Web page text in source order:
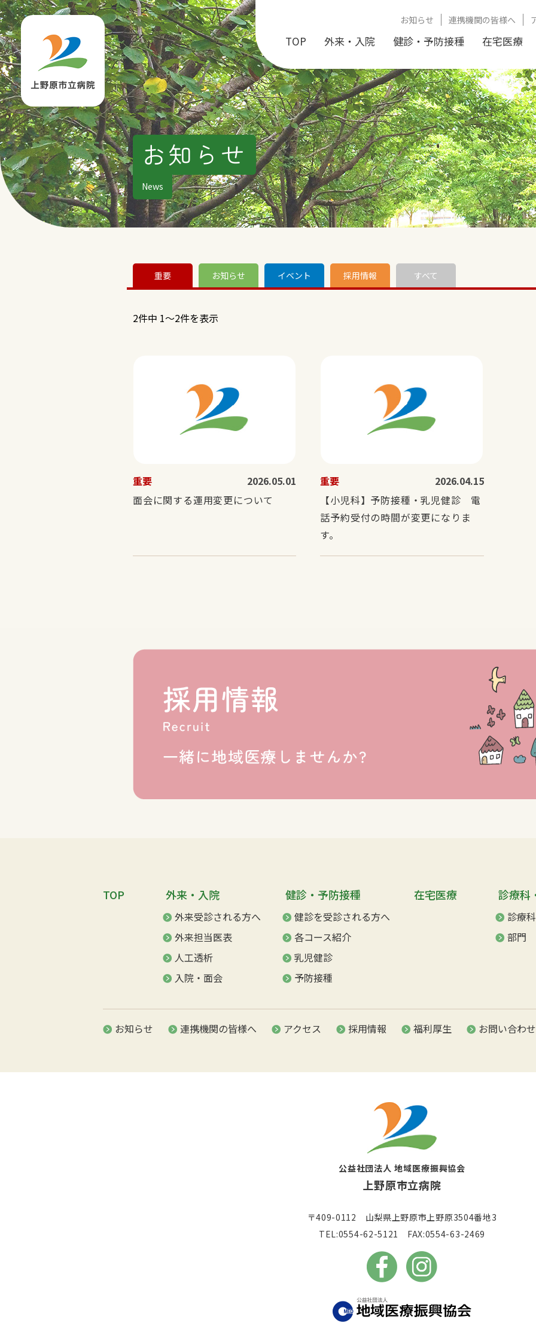
お知らせ 連携機関の皆様へ
TOP 外来・入院 健診・予防接種 在宅医療
お知らせ
News
重要 お知らせ イベント 採用情報 すべて
2件中 1～2件を表示
重要
2026.05.01
面会に関する運用変更について
重要
2026.04.15
【小児科】予防接種・乳児健診 電
話予約受付の時間が変更になりま
す。
TOP 外来・入院
外来受診される方へ
外来担当医表
人工透析
入院・面会
健診・予防接種
健診を受診される方へ
各コース紹介
乳児健診
予防接種
在宅医療 診療科
診療科
部門
お知らせ 連携機関の皆様へ アクセス 採用情報 福利厚生 お問い合わせ
公益社団法人 地域医療振興協会
上野原市立病院
〒409-0112 山梨県上野原市上野原3504番地3
TEL:0554-62-5121 FAX:0554-63-2469